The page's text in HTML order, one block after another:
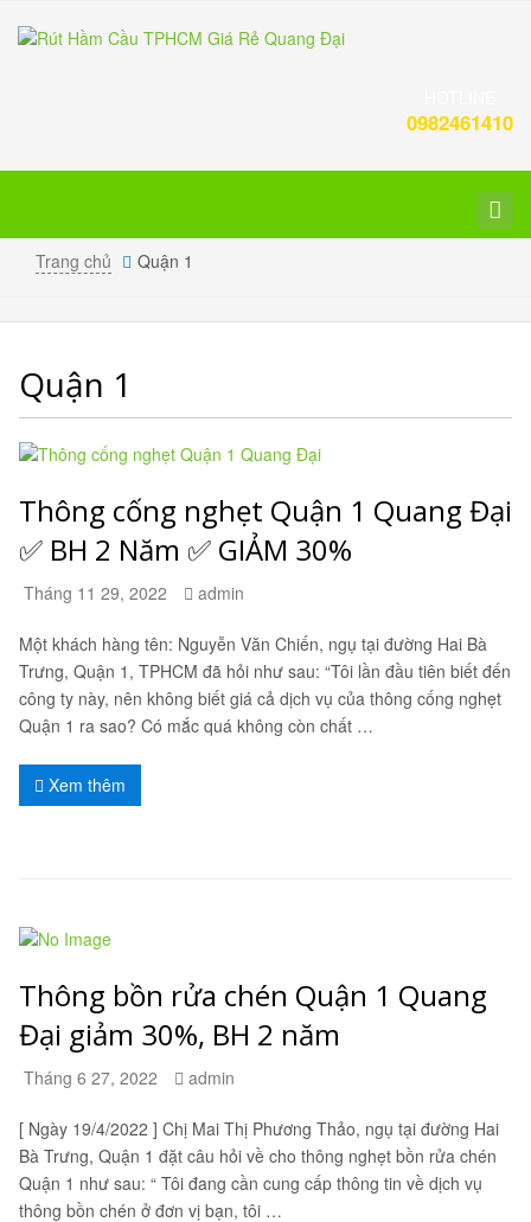
0982461410
Trang chủ
Quận 1
Quận 1
Thông cống nghẹt Quận 1 Quang Đại
✅ BH 2 Năm ✅ GIẢM 30%
Tháng 11 29, 2022 admin
Một khách hàng tên: Nguyễn Văn Chiến, ngụ tại đường Hai Bà
Trưng, Quận 1, TPHCM đã hỏi như sau: “Tôi lần đầu tiên biết đến
công ty này, nên không biết giá cả dịch vụ của thông cống nghẹt
Quận 1 ra sao? Có mắc quá không còn chất …
Xem thêm
Thông bồn rửa chén Quận 1 Quang
Đại giảm 30%, BH 2 năm
Tháng 6 27, 2022 admin
[ Ngày 19/4/2022 ] Chị Mai Thị Phương Thảo, ngụ tại đường Hai
Bà Trưng, Quận 1 đặt câu hỏi về cho thông nghẹt bồn rửa chén
Quận 1 như sau: “ Tôi đang cần cung cấp thông tin về dịch vụ
thông bồn chén ở đơn vị bạn, tôi …